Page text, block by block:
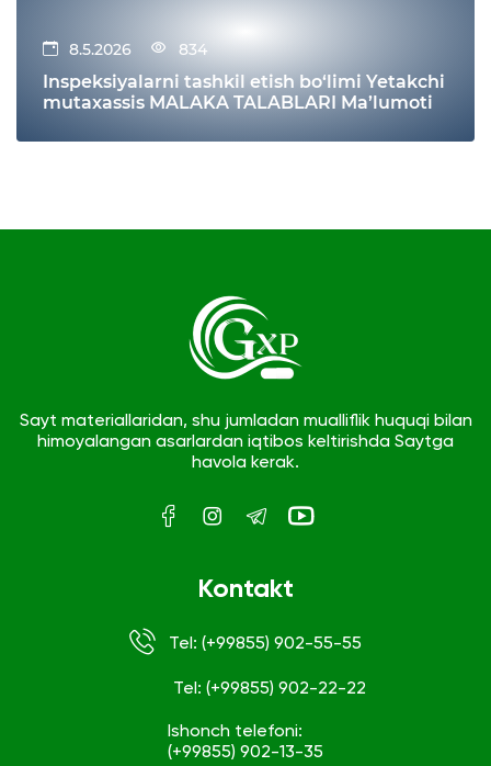
8.5.2026 834
Inspeksiyalarni tashkil etish bo‘limi Yetakchi
mutaxassis MALAKA TALABLARI Ma’lumoti
Sayt materiallaridan, shu jumladan mualliflik huquqi bilan
himoyalangan asarlardan iqtibos keltirishda Saytga
havola kerak.
Kontakt
Tel: (+99855) 902-55-55
Tel: (+99855) 902-22-22
Ishonch telefoni:
(+99855) 902-13-35